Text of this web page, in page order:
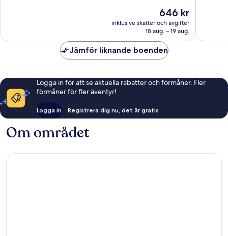
Priset
är
646 kr
646 kr
inklusive skatter och avgifter
18 aug. – 19 aug.
Jämför liknande boenden
Logga in för att se aktuella rabatter och förmåner. Fler
förmåner för fler äventyr!
Logga in Registrera dig nu, det är gratis
Om området